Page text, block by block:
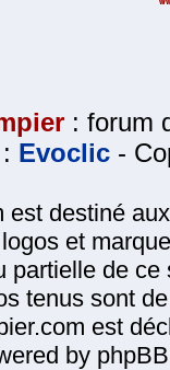
: forum
Evoclic -
est destiné
et
partielle de
tenus sont
est
by